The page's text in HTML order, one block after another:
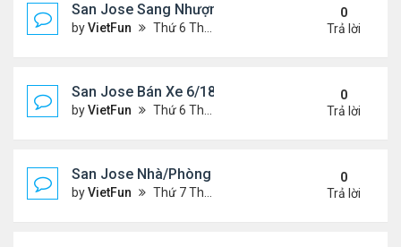
San Jose Sang Nhượng 6/18/21- 6/25/21
byVietFun Thứ 6 Tháng 6 18, 2021 1:54 pm
0
Trả lời
San Jose Bán Xe 6/18/21 - 6/25/21
byVietFun Thứ 6 Tháng 6 18, 2021 1:53 pm
0
Trả lời
San Jose Nhà/Phòng 6/11/21- 6/18/21
byVietFun Thứ 7 Tháng 6 12, 2021 10:29 am
0
Trả lời